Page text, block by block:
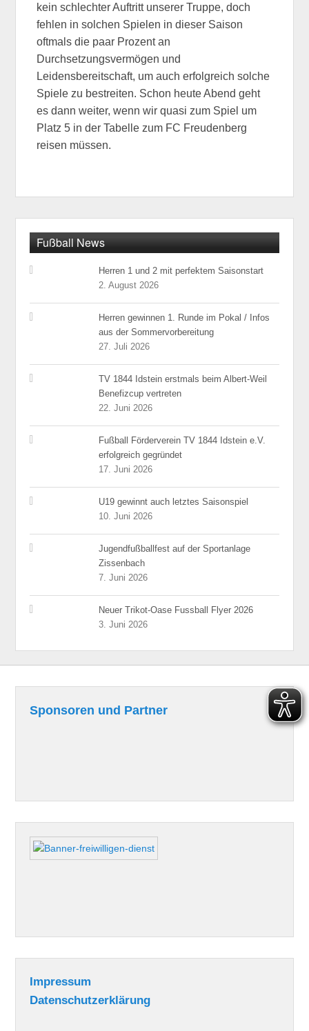
kein schlechter Auftritt unserer Truppe, doch
fehlen in solchen Spielen in dieser Saison
oftmals die paar Prozent an
Durchsetzungsvermögen und
Leidensbereitschaft, um auch erfolgreich solche
Spiele zu bestreiten. Schon heute Abend geht
es dann weiter, wenn wir quasi zum Spiel um
Platz 5 in der Tabelle zum FC Freudenberg
reisen müssen.
Fußball News
Herren 1 und 2 mit perfektem Saisonstart
2. August 2026
Herren gewinnen 1. Runde im Pokal / Infos
aus der Sommervorbereitung
27. Juli 2026
TV 1844 Idstein erstmals beim Albert-Weil
Benefizcup vertreten
22. Juni 2026
Fußball Förderverein TV 1844 Idstein e.V.
erfolgreich gegründet
17. Juni 2026
U19 gewinnt auch letztes Saisonspiel
10. Juni 2026
Jugendfußballfest auf der Sportanlage
Zissenbach
7. Juni 2026
Neuer Trikot-Oase Fussball Flyer 2026
3. Juni 2026
Sponsoren und Partner
Impressum
Datenschutzerklärung